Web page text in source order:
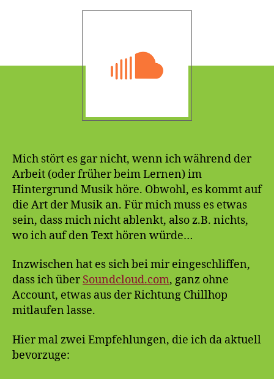
Mich stört es gar nicht, wenn ich während der
Arbeit (oder früher beim Lernen) im
Hintergrund Musik höre. Obwohl, es kommt auf
die Art der Musik an. Für mich muss es etwas
sein, dass mich nicht ablenkt, also z.B. nichts,
wo ich auf den Text hören würde…
Inzwischen hat es sich bei mir eingeschliffen,
dass ich überSoundcloud.com, ganz ohne
Account, etwas aus der Richtung Chillhop
mitlaufen lasse.
Hier mal zwei Empfehlungen, die ich da aktuell
bevorzuge: